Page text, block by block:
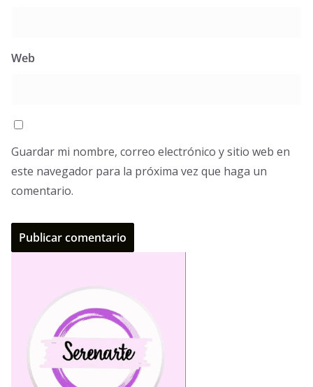
Web
Guardar mi nombre, correo electrónico y sitio web en
este navegador para la próxima vez que haga un
comentario.